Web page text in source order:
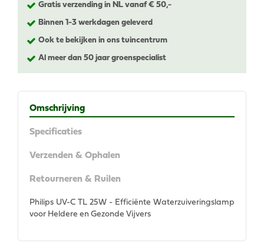
Gratis verzending in NL vanaf € 50,-
Binnen 1-3 werkdagen geleverd
Ook te bekijken in ons tuincentrum
Al meer dan 50 jaar groenspecialist
Omschrijving
Specificaties
Verzenden & Ophalen
Retourneren & Ruilen
Philips UV-C TL 25W - Efficiënte Waterzuiveringslamp
voor Heldere en Gezonde Vijvers